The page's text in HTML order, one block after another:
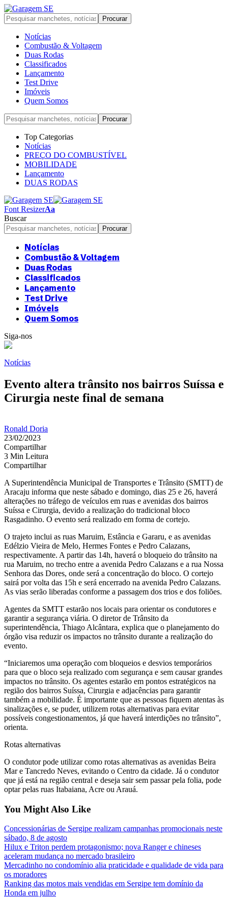
Notícias
Combustão & Voltagem
Duas Rodas
Classificados
Lançamento
Test Drive
Imóveis
Quem Somos
Top Categorias
Notícias
PREÇO DO COMBUSTÍVEL
MOBILIDADE
Lançamento
DUAS RODAS
Font ResizerAa
Buscar
Notícias
Combustão & Voltagem
Duas Rodas
Classificados
Lançamento
Test Drive
Imóveis
Quem Somos
Siga-nos
Notícias
Evento altera trânsito nos bairros Suíssa e
Cirurgia neste final de semana
Ronald Doria
23/02/2023
Compartilhar
3 Min Leitura
Compartilhar
A Superintendência Municipal de Transportes e Trânsito (SMTT) de
Aracaju informa que neste sábado e domingo, dias 25 e 26, haverá
alterações no tráfego de veículos em ruas e avenidas dos bairros
Suíssa e Cirurgia, devido a realização do tradicional bloco
Rasgadinho. O evento será realizado em forma de cortejo.
O trajeto inclui as ruas Maruim, Estância e Gararu, e as avenidas
Edélzio Vieira de Melo, Hermes Fontes e Pedro Calazans,
respectivamente. A partir das 14h, haverá o bloqueio do trânsito na
rua Maruim, no trecho entre a avenida Pedro Calazans e a rua Nossa
Senhora das Dores, onde será a concentração do bloco. O cortejo
sairá por volta das 15h e será encerrado na avenida Pedro Calazans.
As vias serão liberadas conforme a passagem dos trios e dos foliões.
Agentes da SMTT estarão nos locais para orientar os condutores e
garantir a segurança viária. O diretor de Trânsito da
superintendência, Thiago Alcântara, explica que o planejamento do
órgão visa reduzir os impactos no trânsito durante a realização do
evento.
“Iniciaremos uma operação com bloqueios e desvios temporários
para que o bloco seja realizado com segurança e sem causar grandes
impactos no trânsito. Os agentes estarão em pontos estratégicos na
região dos bairros Suíssa, Cirurgia e adjacências para garantir
também a mobilidade. É importante que as pessoas fiquem atentas às
sinalizações e, se puder, utilizem rotas alternativas para evitar
possíveis congestionamentos, já que haverá interdições no trânsito”,
orienta.
Rotas alternativas
O condutor pode utilizar como rotas alternativas as avenidas Beira
Mar e Tancredo Neves, evitando o Centro da cidade. Já o condutor
que já está na região central e deseja sair sem passar pela folia, pode
optar pelas ruas Itabaiana, Acre ou Arauá.
You Might Also Like
Concessionárias de Sergipe realizam campanhas promocionais neste
sábado, 8 de agosto
Hilux e Triton perdem protagonismo; nova Ranger e chineses
aceleram mudança no mercado brasileiro
Mercadinho no condomínio alia praticidade e qualidade de vida para
os moradores
Ranking das motos mais vendidas em Sergipe tem domínio da
Honda em julho